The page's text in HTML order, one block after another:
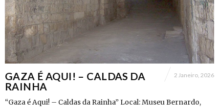
GAZA É AQUI! – CALDAS DA
RAINHA
2 Janeiro, 2026
“Gaza é Aqui! – Caldas da Rainha” Local: Museu Bernardo,